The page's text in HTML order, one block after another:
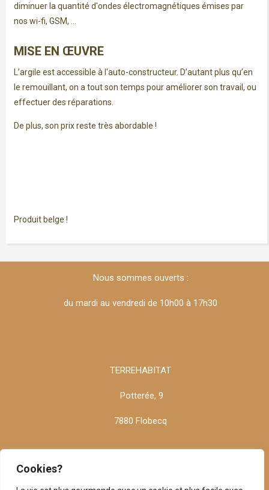
Cookies?
diminuer la quantité d'ondes électromagnétiques émises par
nos wi-fi, GSM, ...
MISE EN ŒUVRE
L’argile est accessible à l'auto-constructeur. D’autant plus qu’en
le remouillant, on a tout son temps pour améliorer son travail, ou
effectuer des réparations.
De plus, son prix reste très abordable !
Produit belge !
Nous sommes ouverts :
du mardi au vendredi de 10h00 à 17h30
TERREHABITAT
Potterée, 9
7880 Flobecq